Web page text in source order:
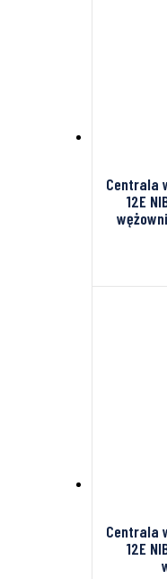
Centrala
12E
Centrala
12E